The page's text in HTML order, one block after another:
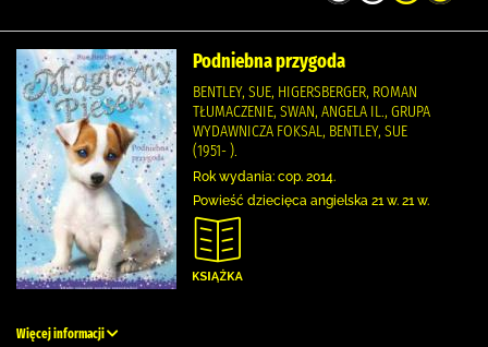
Podniebna przygoda
BENTLEY, SUE, HIGERSBERGER, ROMAN
TŁUMACZENIE, SWAN, ANGELA IL., GRUPA
WYDAWNICZA FOKSAL, BENTLEY, SUE
(1951- ).
Rok wydania: cop. 2014.
Powieść dziecięca angielska 21 w. 21 w.
Więcej informacji